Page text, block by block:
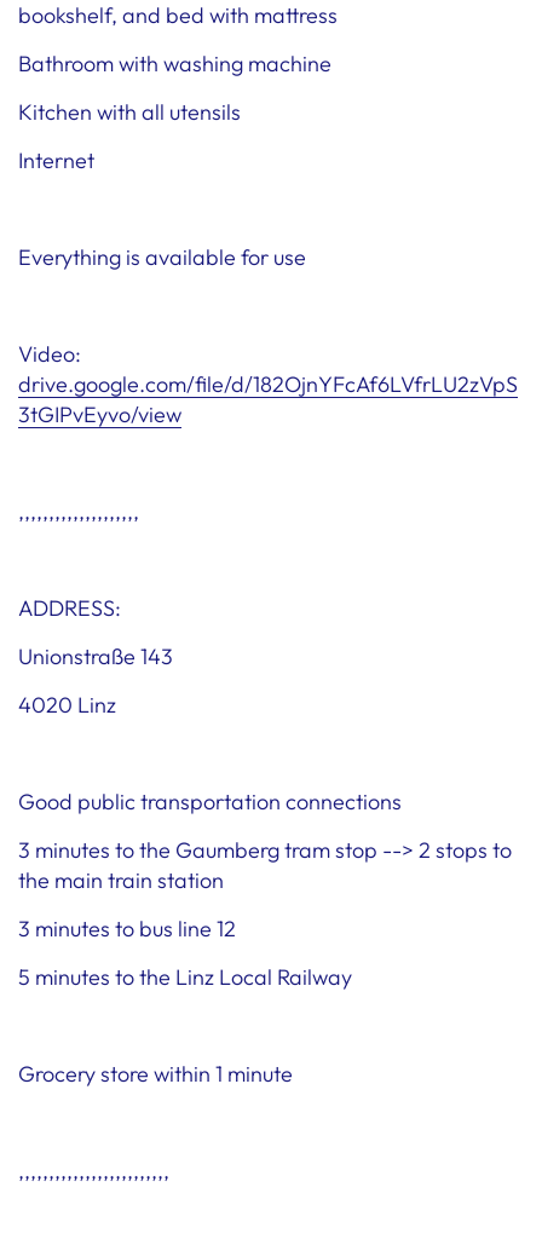
bookshelf, and bed with mattress
Bathroom with washing machine
Kitchen with all utensils
Internet
Everything is available for use
Video:
drive.google.com/file/d/182OjnYFcAf6LVfrLU2zVpS
3tGIPvEyvo/view
,,,,,,,,,,,,,,,,,,,,
ADDRESS:
Unionstraße 143
4020 Linz
Good public transportation connections
3 minutes to the Gaumberg tram stop --> 2 stops to
the main train station
3 minutes to bus line 12
5 minutes to the Linz Local Railway
Grocery store within 1 minute
,,,,,,,,,,,,,,,,,,,,,,,,,